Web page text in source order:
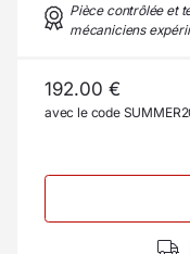
Pièce contrôlée et
mécaniciens
192.00 €
avec le code